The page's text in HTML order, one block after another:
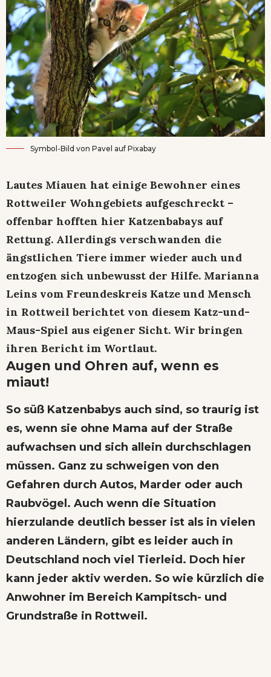
Symbol-Bild von Pavel auf Pixabay
Lautes Miauen hat einige Bewohner eines
Rottweiler Wohngebiets aufgeschreckt –
offenbar hofften hier Katzenbabays auf
Rettung. Allerdings verschwanden die
ängstlichen Tiere immer wieder auch und
entzogen sich unbewusst der Hilfe. Marianna
Leins vom Freundeskreis Katze und Mensch
in Rottweil berichtet von diesem Katz-und-
Maus-Spiel aus eigener Sicht. Wir bringen
ihren Bericht im Wortlaut.
Augen und Ohren auf, wenn es
miaut!
So süß Katzenbabys auch sind, so traurig ist
es, wenn sie ohne Mama auf der Straße
aufwachsen und sich allein durchschlagen
müssen. Ganz zu schweigen von den
Gefahren durch Autos, Marder oder auch
Raubvögel. Auch wenn die Situation
hierzulande deutlich besser ist als in vielen
anderen Ländern, gibt es leider auch in
Deutschland noch viel Tierleid. Doch hier
kann jeder aktiv werden. So wie kürzlich die
Anwohner im Bereich Kampitsch- und
Grundstraße in Rottweil.